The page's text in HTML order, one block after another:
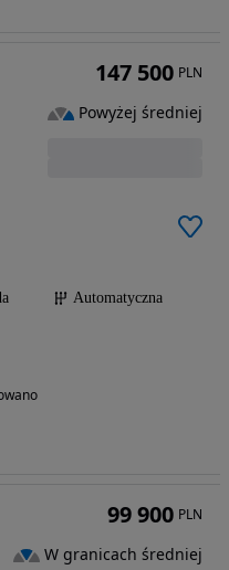
Automatyczna
147 500 PLN
Powyżej średniej
99 900 PLN
W granicach średniej